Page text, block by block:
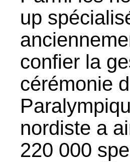
up
confier la
cérémonie
nordiste a
220 000